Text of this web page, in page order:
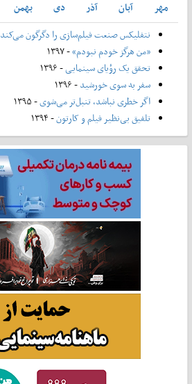
مهر
آبان آذر دی بهمن
نتفلیکس صنعت فیلم‌سازی را دگرگون می‌کند
«من هرگز خودم نبودم»- ۱۳۹۷
تحقق یک رؤیای سینمایی- ۱۳۹۶
سفر به سوی خورشید- ۱۳۹۶
اگر خطری نباشد، تنبل‌تر می‌شوی- ۱۳۹۵
تلفیق بی‌نظیر فیلم و کارتون- ۱۳۹۴